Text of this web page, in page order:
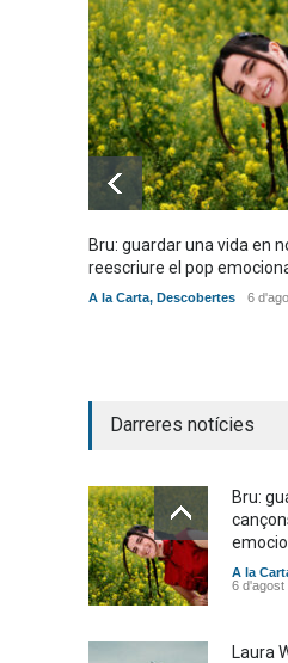
Bru: guardar una vida en
reescriure el pop
A la Carta, Descobertes 6
Darreres notícies
Bru:
A la
6 d'agost
Laura